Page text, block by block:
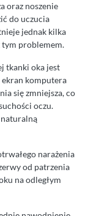
oraz noszenie
do uczucia
jednak kilka
tym problemem.
tkanki oka jest
komputera
się zmniejsza, co
oczu.
naturalną
narażenia
od patrzenia
na odległym